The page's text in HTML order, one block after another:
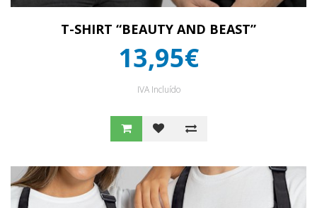
T-SHIRT “BEAUTY AND BEAST”
13,95€
IVA Incluído